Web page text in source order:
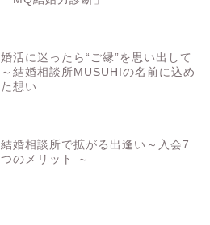
婚活に迷ったら“ご縁”を思い出して
～結婚相談所MUSUHIの名前に込め
た想い
結婚相談所で拡がる出逢い～入会7
つのメリット ～